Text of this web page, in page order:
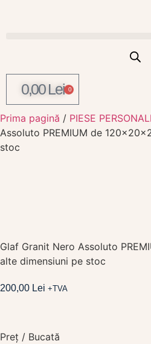
0,00Lei 0
Prima pagină / PIESE
Assoluto PREMIUM de
stoc
Glaf Granit Nero Assoluto
alte dimensiuni pe stoc
200,00 Lei +TVA
Preț / Bucată